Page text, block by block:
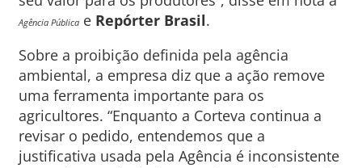
Agência Públicae Repórter Brasil.
Sobre a proibição definida pela agência
ambiental, a empresa diz que a ação remove
uma ferramenta importante para os
agricultores. “Enquanto a Corteva continua a
revisar o pedido, entendemos que a
justificativa usada pela Agência é inconsistente